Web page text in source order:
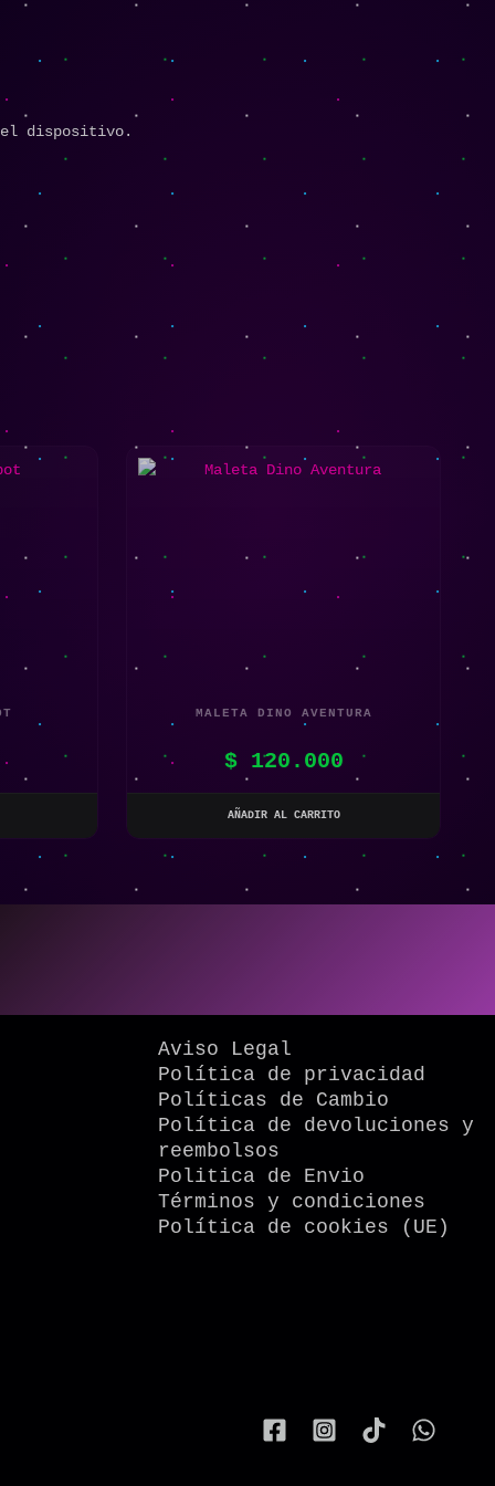
dispositivo.
MALETA DINO AVENTURA
$120.000
AÑADIR AL CARRITO
Aviso Legal
Política de privacidad
Políticas de Cambio
Política de devoluciones y
reembolsos
Politica de Envio
Términos y condiciones
Política de cookies (UE)